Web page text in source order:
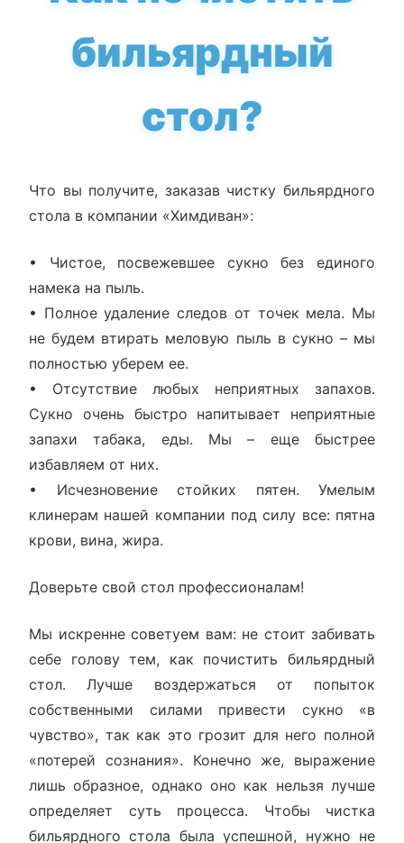
бильярдный
стол?
Что вы получите, заказав чистку бильярдного
стола в компании «Химдиван»:
• Чистое, посвежевшее сукно без единого
намека на пыль.
• Полное удаление следов от точек мела. Мы
не будем втирать меловую пыль в сукно – мы
полностью уберем ее.
• Отсутствие любых неприятных запахов.
Сукно очень быстро напитывает неприятные
запахи табака, еды. Мы – еще быстрее
избавляем от них.
• Исчезновение стойких пятен. Умелым
клинерам нашей компании под силу все: пятна
крови, вина, жира.
Доверьте свой стол профессионалам!
Мы искренне советуем вам: не стоит забивать
себе голову тем, как почистить бильярдный
стол. Лучше воздержаться от попыток
собственными силами привести сукно «в
чувство», так как это грозит для него полной
«потерей сознания». Конечно же, выражение
лишь образное, однако оно как нельзя лучше
определяет суть процесса. Чтобы чистка
бильярдного стола была успешной, нужно не